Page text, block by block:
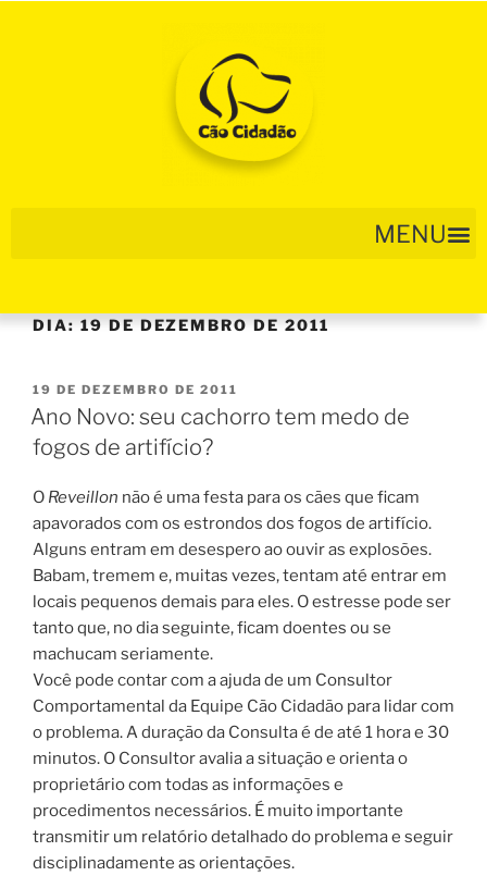
DIA:19 DE DEZEMBRO DE 2011
19 DE DEZEMBRO DE 2011
Ano Novo: seu cachorro tem medo de
fogos de artifício?
O Reveillon não é uma festa para os cães que ficam
apavorados com os estrondos dos fogos de artifício.
Alguns entram em desespero ao ouvir as explosões.
Babam, tremem e, muitas vezes, tentam até entrar em
locais pequenos demais para eles. O estresse pode ser
tanto que, no dia seguinte, ficam doentes ou se
machucam seriamente.
Você pode contar com a ajuda de um Consultor
Comportamental da Equipe Cão Cidadão para lidar com
o problema. A duração da Consulta é de até 1 hora e 30
minutos. O Consultor avalia a situação e orienta o
proprietário com todas as informações e
procedimentos necessários. É muito importante
transmitir um relatório detalhado do problema e seguir
disciplinadamente as orientações.